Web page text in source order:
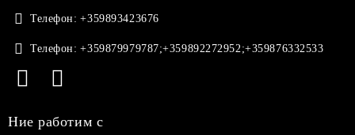
Телефон: +359893423676
Телефон: +359879979787;+359892272952;+359876332533
Ние работим с